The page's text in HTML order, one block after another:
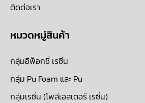
ติดต่อเรา
หมวดหมู่สินค้า
กลุ่มอีพ็อกซี่ เรซิ่น
กลุ่ม Pu Foam และ Pu
กลุ่มเรซิ่น (โพลีเอสเตอร์ เรซิ่น)